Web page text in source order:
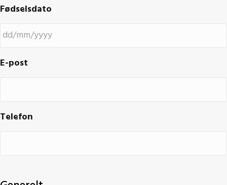
Fødselsdato
slash
YYYY
E-post
Telefon